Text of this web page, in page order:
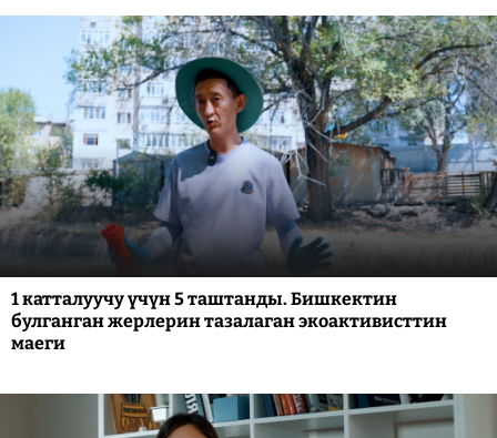
1 катталуучу үчүн 5 таштанды. Бишкектин
булганган жерлерин тазалаган экоактивисттин
маеги